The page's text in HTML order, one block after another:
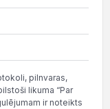
pilnvaras,
likuma “Par
ir noteikts